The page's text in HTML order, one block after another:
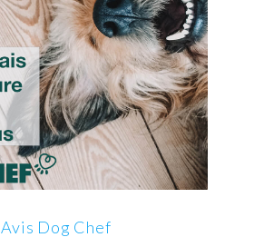
Avis Dog Chef